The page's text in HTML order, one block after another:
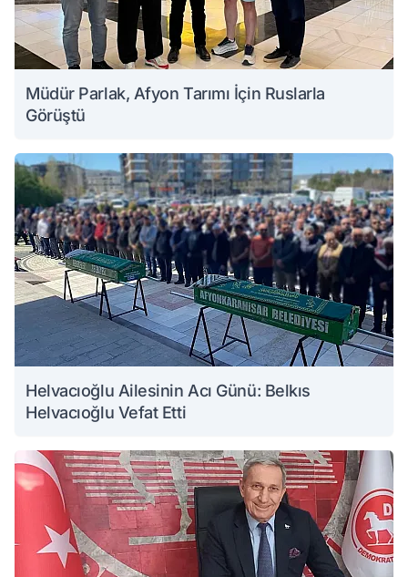
Müdür Parlak, Afyon Tarımı İçin Ruslarla
Görüştü
Helvacıoğlu Ailesinin Acı Günü: Belkıs
Helvacıoğlu Vefat Etti